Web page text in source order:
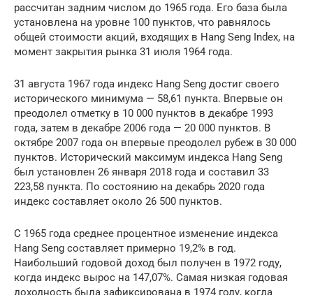
рассчитан задним числом до 1965 года. Его база была
установлена на уровне 100 пунктов, что равнялось
общей стоимости акций, входящих в Hang Seng Index, на
момент закрытия рынка 31 июля 1964 года.
31 августа 1967 года индекс Hang Seng достиг своего
исторического минимума — 58,61 пункта. Впервые он
преодолел отметку в 10 000 пунктов в декабре 1993
года, затем в декабре 2006 года — 20 000 пунктов. В
октябре 2007 года он впервые преодолел рубеж в 30 000
пунктов. Исторический максимум индекса Hang Seng
был установлен 26 января 2018 года и составил 33
223,58 пункта. По состоянию на декабрь 2020 года
индекс составляет около 26 500 пунктов.
С 1965 года среднее процентное изменение индекса
Hang Seng составляет примерно 19,2% в год.
Наибольший годовой доход был получен в 1972 году,
когда индекс вырос на 147,07%. Самая низкая годовая
доходность была зафиксирована в 1974 году, когда